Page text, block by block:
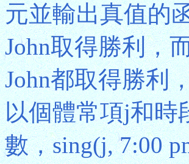
元並輸出真值的
John取得勝利，
John都取得勝利
以個體常項j和時
數，sing(j, 7:00